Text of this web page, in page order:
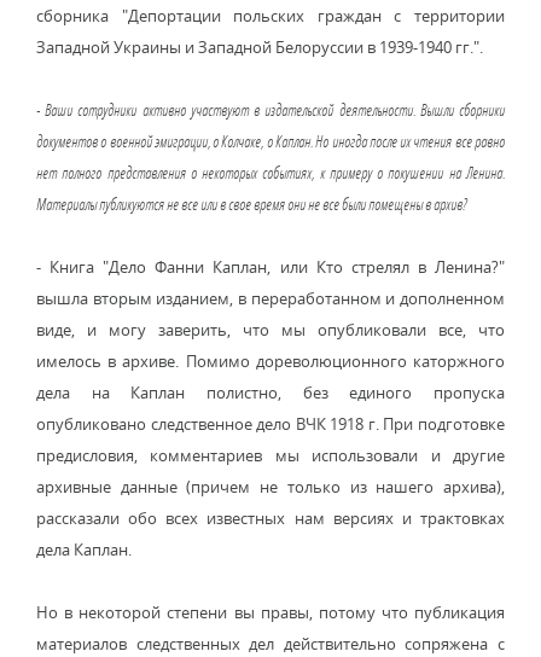
сборника "Депортации польских граждан с территории
Западной Украины и Западной Белоруссии в 1939-1940 гг.".
- Ваши сотрудники активно участвуют в издательской деятельности. Вышли сборники
документов о военной эмиграции, о Колчаке, о Каплан. Но иногда после их чтения все равно
нет полного представления о некоторых событиях, к примеру о покушении на Ленина.
Материалы публикуются не все или в свое время они не все были помещены в архив?
- Книга "Дело Фанни Каплан, или Кто стрелял в Ленина?"
вышла вторым изданием, в переработанном и дополненном
виде, и могу заверить, что мы опубликовали все, что
имелось в архиве. Помимо дореволюционного каторжного
дела на Каплан полистно, без единого пропуска
опубликовано следственное дело ВЧК 1918 г. При подготовке
предисловия, комментариев мы использовали и другие
архивные данные (причем не только из нашего архива),
рассказали обо всех известных нам версиях и трактовках
дела Каплан.
Но в некоторой степени вы правы, потому что публикация
материалов следственных дел действительно сопряжена с